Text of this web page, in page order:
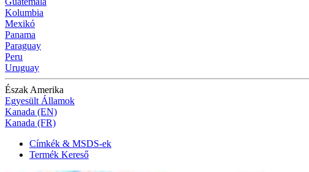
Kolumbia
Mexikó
Panama
Paraguay
Peru
Uruguay
Észak Amerika
Egyesült Államok
Kanada (EN)
Kanada (FR)
Címkék & MSDS-ek
Termék Kereső